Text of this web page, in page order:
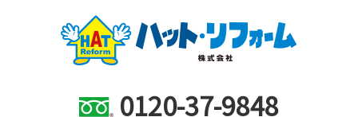
0120-37-9848